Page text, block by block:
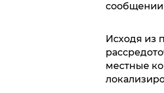
Исходя из
местные